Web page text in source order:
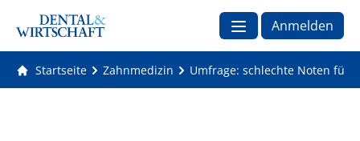
Anmelden
Startseite Zahnmedizin Umfrage: schlechte Noten für